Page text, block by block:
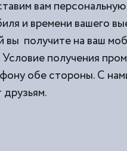
вам
и времени вашего
получите на ваш
получения
обе стороны. С